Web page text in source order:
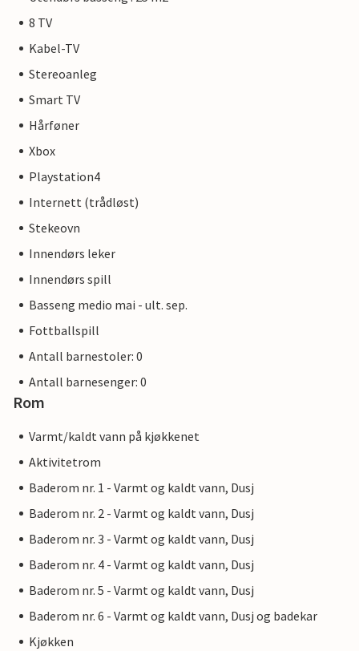
8 TV
Kabel-TV
Stereoanleg
Smart TV
Hårføner
Xbox
Playstation4
Internett (trådløst)
Stekeovn
Innendørs leker
Innendørs spill
Basseng medio mai - ult. sep.
Fottballspill
Antall barnestoler: 0
Antall barnesenger: 0
Rom
Varmt/kaldt vann på kjøkkenet
Aktivitetrom
Baderom nr. 1 - Varmt og kaldt vann, Dusj
Baderom nr. 2 - Varmt og kaldt vann, Dusj
Baderom nr. 3 - Varmt og kaldt vann, Dusj
Baderom nr. 4 - Varmt og kaldt vann, Dusj
Baderom nr. 5 - Varmt og kaldt vann, Dusj
Baderom nr. 6 - Varmt og kaldt vann, Dusj og badekar
Kjøkken